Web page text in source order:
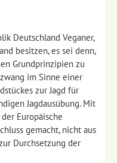
Deutschland Veganer,
besitzen, es sei denn,
Grundprinzipien zu
im Sinne einer
zur Jagd für
Jagdausübung. Mit
Europäische
gemacht, nicht aus
Durchsetzung der